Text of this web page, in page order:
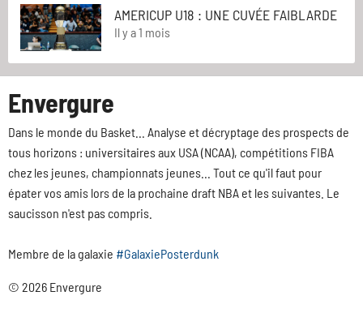
AMERICUP U18 : UNE CUVÉE FAIBLARDE
Il y a 1 mois
Envergure
Dans le monde du Basket... Analyse et décryptage des prospects de
tous horizons : universitaires aux USA (NCAA), compétitions FIBA
chez les jeunes, championnats jeunes... Tout ce qu'il faut pour
épater vos amis lors de la prochaine draft NBA et les suivantes. Le
saucisson n'est pas compris.
Membre de la galaxie #GalaxiePosterdunk
© 2026 Envergure